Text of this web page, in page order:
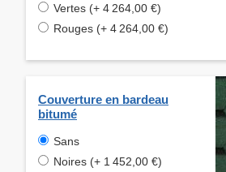
Vertes (+ 4 264,00 €)
Rouges (+ 4 264,00 €)
Couverture en bardeau
bitumé
Sans
Noires (+ 1 452,00 €)